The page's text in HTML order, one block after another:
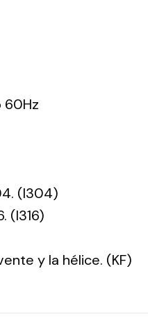
60Hz
(I304)
(I316)
y la hélice. (KF)